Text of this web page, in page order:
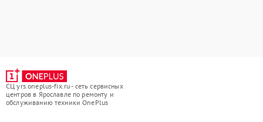
СЦ yrs.oneplus-fix.ru - сеть сервисных
центров в Ярославле по ремонту и
обслуживанию техники OnePlus